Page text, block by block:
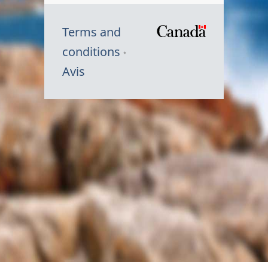
Terms and
conditions
Avis
Symbole
du
Canada